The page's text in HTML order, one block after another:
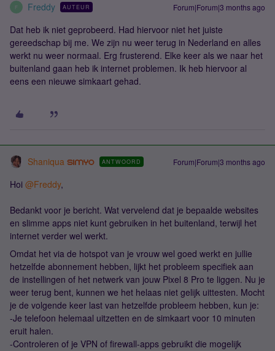
F Freddy AUTEUR Forum|Forum|3 months ago
Dat heb ik niet geprobeerd. Had hiervoor niet het juiste
gereedschap bij me. We zijn nu weer terug in Nederland en alles
werkt nu weer normaal. Erg frusterend. Elke keer als we naar het
buitenland gaan heb ik internet problemen. Ik heb hiervoor al
eens een nieuwe simkaart gehad.
Shaniqua ANTWOORD Forum|Forum|3 months ago
Hoi ​ @Freddy,
Bedankt voor je bericht. Wat vervelend dat je bepaalde websites
en slimme apps niet kunt gebruiken in het buitenland, terwijl het
internet verder wel werkt.
Omdat het via de hotspot van je vrouw wel goed werkt en jullie
hetzelfde abonnement hebben, lijkt het probleem specifiek aan
de instellingen of het netwerk van jouw Pixel 8 Pro te liggen. Nu je
weer terug bent, kunnen we het helaas niet gelijk uittesten. Mocht
je de volgende keer last van hetzelfde probleem hebben, kun je:
-Je telefoon helemaal uitzetten en de simkaart voor 10 minuten
eruit halen.
-Controleren of je VPN of firewall-apps gebruikt die mogelijk